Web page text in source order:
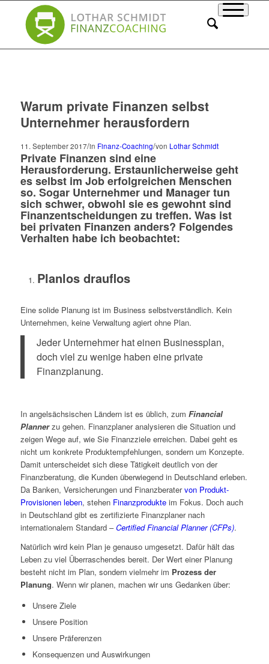
Warum private Finanzen selbst
Unternehmer herausfordern
11. September 2017/in Finanz-Coaching/von Lothar Schmidt
Private Finanzen sind eine
Herausforderung. Erstaunlicherweise geht
es selbst im Job erfolgreichen Menschen
so. Sogar Unternehmer und Manager tun
sich schwer, obwohl sie es gewohnt sind
Finanzentscheidungen zu treffen. Was ist
bei privaten Finanzen anders? Folgendes
Verhalten habe ich beobachtet:
Planlos drauflos
Eine solide Planung ist im Business selbstverständlich. Kein
Unternehmen, keine Verwaltung agiert ohne Plan.
Jeder Unternehmer hat einen Businessplan,
doch viel zu wenige haben eine private
Finanzplanung.
In angelsächsischen Ländern ist es üblich, zum Financial
Plannerzu gehen. Finanzplaner analysieren die Situation und
zeigen Wege auf, wie Sie Finanzziele erreichen. Dabei geht es
nicht um konkrete Produktempfehlungen, sondern um Konzepte.
Damit unterscheidet sich diese Tätigkeit deutlich von der
Finanzberatung, die Kunden überwiegend in Deutschland erleben.
Da Banken, Versicherungen und Finanzberatervon Produkt-
Provisionen leben, stehen Finanzprodukteim Fokus. Doch auch
in Deutschland gibt es zertifizierte Finanzplaner nach
internationalem Standard –Certified Financial Planner (CFPs).
Natürlich wird kein Plan je genauso umgesetzt. Dafür hält das
Leben zu viel Überraschendes bereit. Der Wert einer Planung
besteht nicht im Plan, sondern vielmehr im Prozess der
Planung. Wenn wir planen, machen wir uns Gedanken über:
Unsere Ziele
Unsere Position
Unsere Präferenzen
Konsequenzen und Auswirkungen